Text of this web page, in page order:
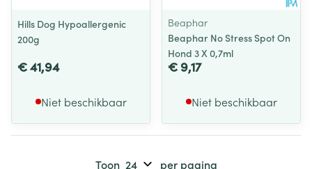
Hills Dog Hypoallergenic
200g
€ 41,94
Niet beschikbaar
Beaphar
Beaphar No Stress Spot On
Hond 3 X 0,7ml
€ 9,17
Niet beschikbaar
Toon per pagina